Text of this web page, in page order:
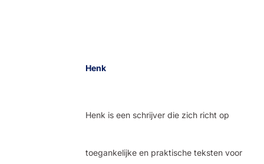
Henk
Henk is een schrijver die zich richt op
toegankelijke en praktische teksten voor